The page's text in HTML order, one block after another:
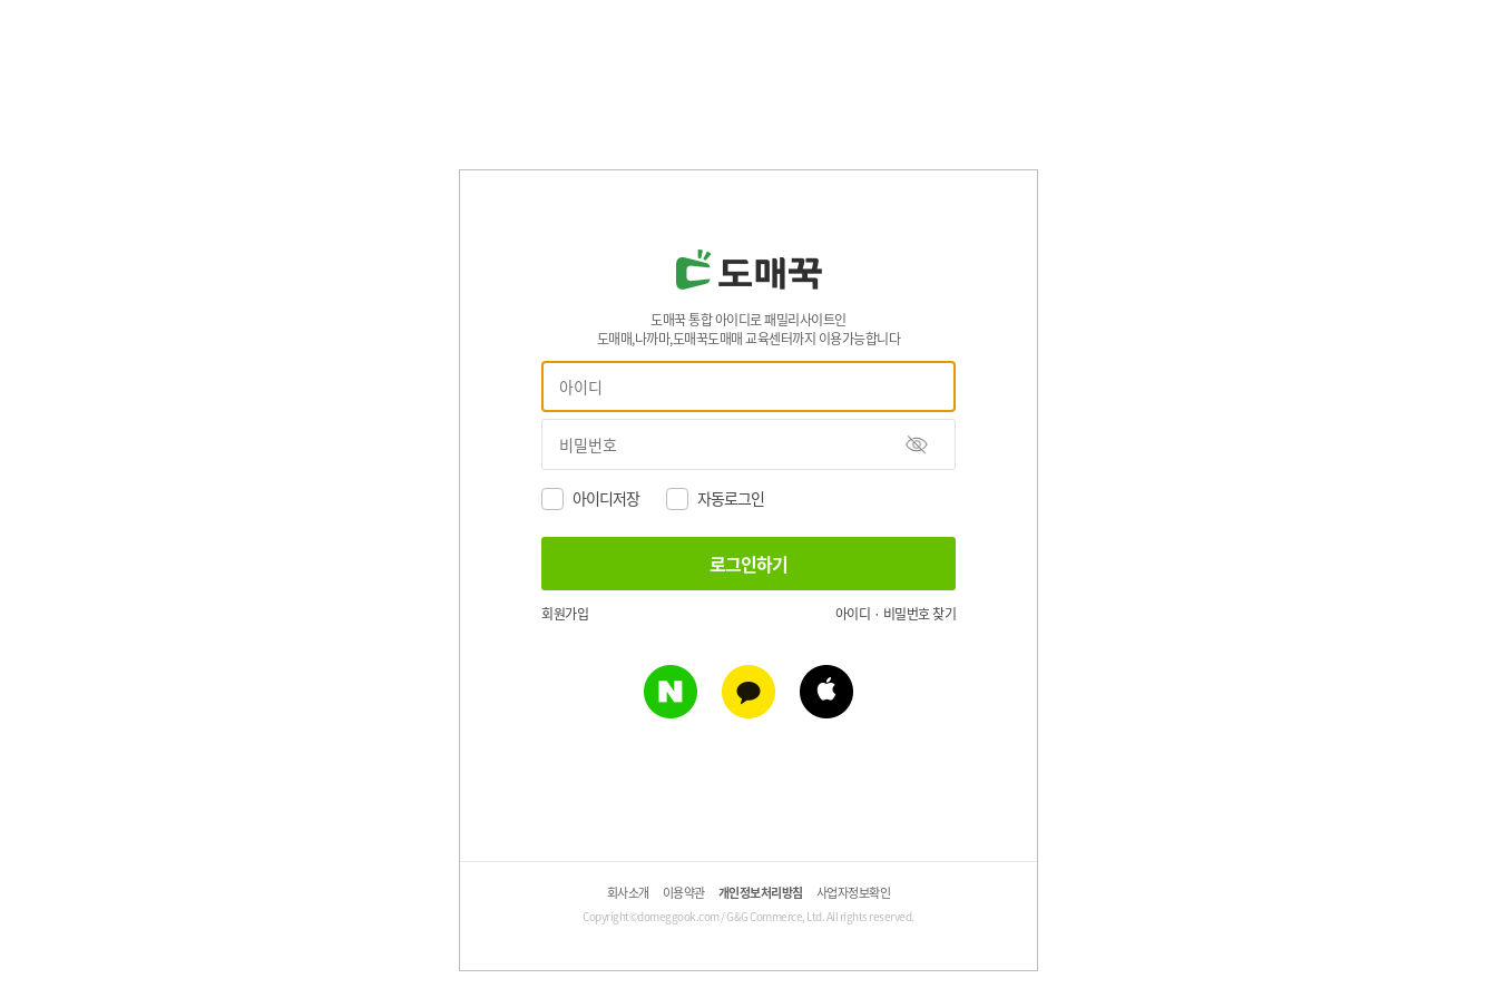
도매꾹 통합 아이디로 패밀리사이트인
도매매,나까마,도매꾹도매매 교육센터까지 이용가능합니다
아이디저장 자동로그인
회원가입 아이디 · 비밀번호 찾기
회사소개 이용약관 개인정보처리방침 사업자정보확인
Copyright©domeggook.com / G&G Commerce, Ltd. All rights reserved.